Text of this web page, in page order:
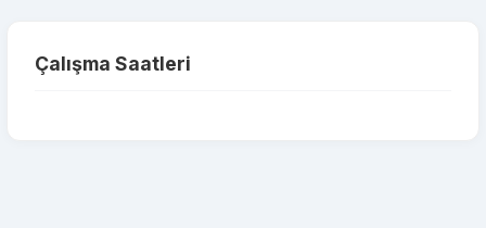
Çalışma Saatleri